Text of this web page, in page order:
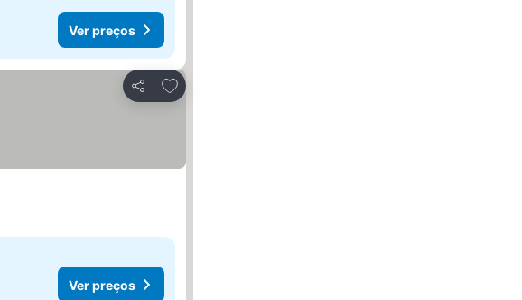
Ver preços
Partilhar
Adicionar aos favoritos
Ver preços